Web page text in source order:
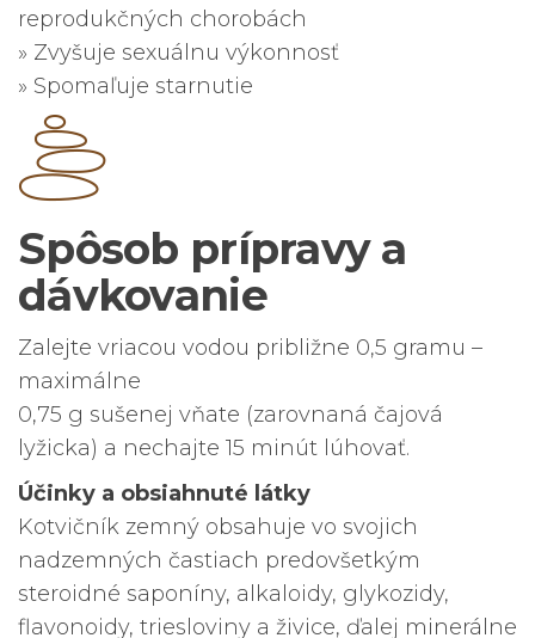
reprodukčných chorobách
» Zvyšuje sexuálnu výkonnosť
» Spomaľuje starnutie
Spôsob prípravy a
dávkovanie
Zalejte vriacou vodou približne 0,5 gramu –
maximálne
0,75 g sušenej vňate (zarovnaná čajová
lyžicka) a nechajte 15 minút lúhovať.
Účinky a obsiahnuté látky
Kotvičník zemný obsahuje vo svojich
nadzemných častiach predovšetkým
steroidné saponíny, alkaloidy, glykozidy,
flavonoidy, triesloviny a živice, ďalej minerálne